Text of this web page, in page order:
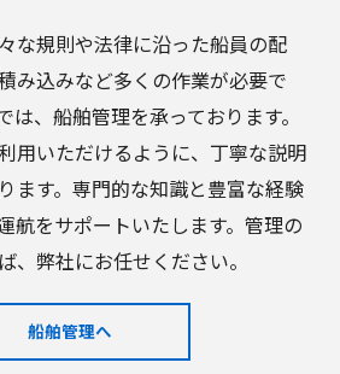
な規則や法律に沿った船員の配
み込みなど多くの作業が必要で
は、船舶管理を承っております。
用いただけるように、丁寧な説明
ます。専門的な知識と豊富な経験
航をサポートいたします。管理の
、弊社にお任せください。
船舶管理へ